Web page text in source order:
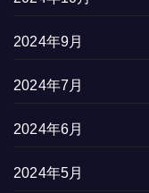
2024年9月
2024年7月
2024年6月
2024年5月